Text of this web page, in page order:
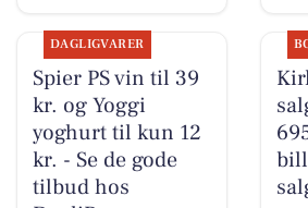
DAGLIGVARER
Spier PS vin til 39
kr. og Yoggi
yoghurt til kun 12
kr. - Se de gode
tilbud hos